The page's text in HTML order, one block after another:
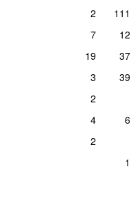
2
111
7
12
19
37
3
39
2
4
6
2
1